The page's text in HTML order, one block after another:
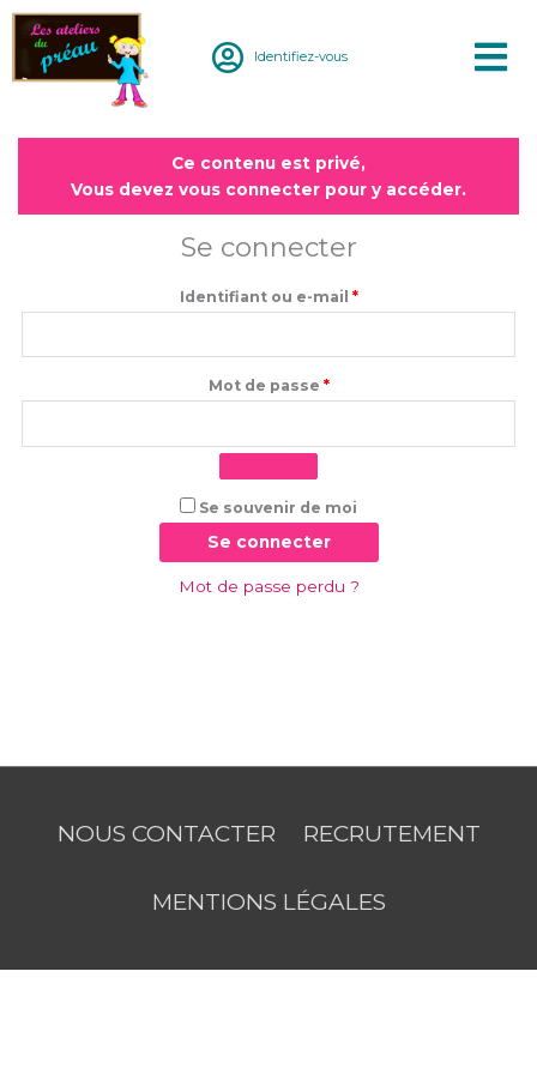
Aller
contenu
Identifiez-vous
Ce contenu est privé,
Vous devez vous connecter pour y accéder.
Se connecter
Identifiant ou e-mail *
Mot de passe *
Obligatoire
Se souvenir de moi
Se connecter
Mot de passe perdu ?
NOUS CONTACTER RECRUTEMENT
MENTIONS LÉGALES